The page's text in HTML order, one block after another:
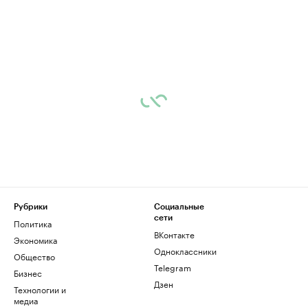
Рубрики
Политика
Экономика
Общество
Бизнес
Технологии и
медиа
Социальные
сети
ВКонтакте
Одноклассники
Telegram
Дзен